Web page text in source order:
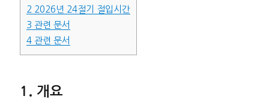
2 2026년 24절기 절입시간
3 관련 문서
4관련 문서
개요